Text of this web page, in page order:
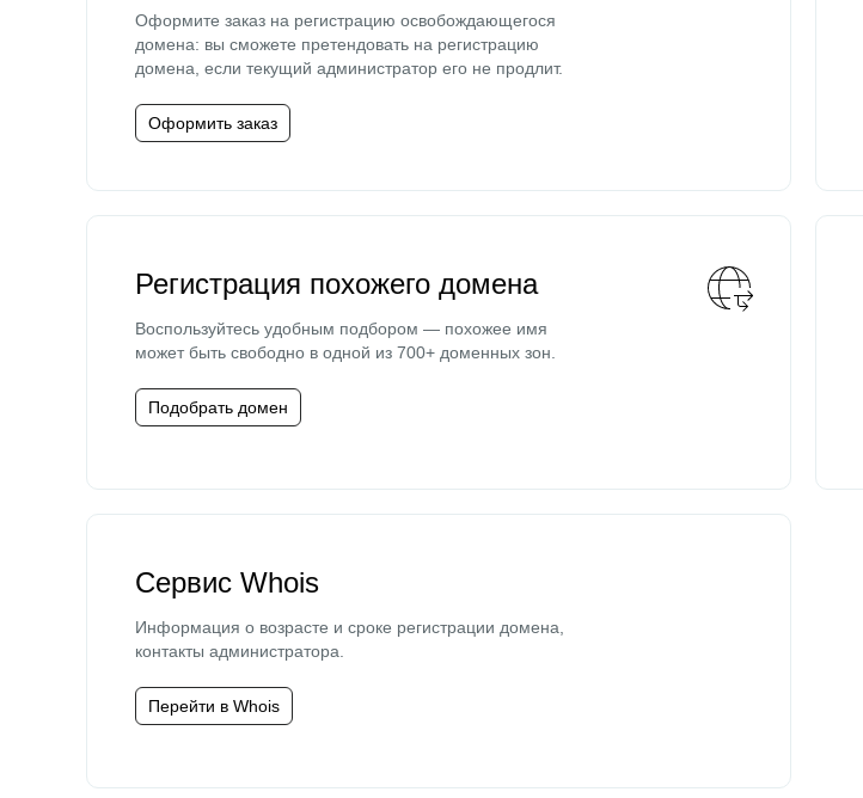
Оформите заказ на регистрацию освобождающегося
домена: вы сможете претендовать на регистрацию
домена, если текущий администратор его не продлит.
Оформить заказ
Регистрация похожего домена
Воспользуйтесь удобным подбором — похожее имя
может быть свободно в одной из 700+ доменных зон.
Подобрать домен
Сервис Whois
Информация о возрасте и сроке регистрации домена,
контакты администратора.
Перейти в Whois